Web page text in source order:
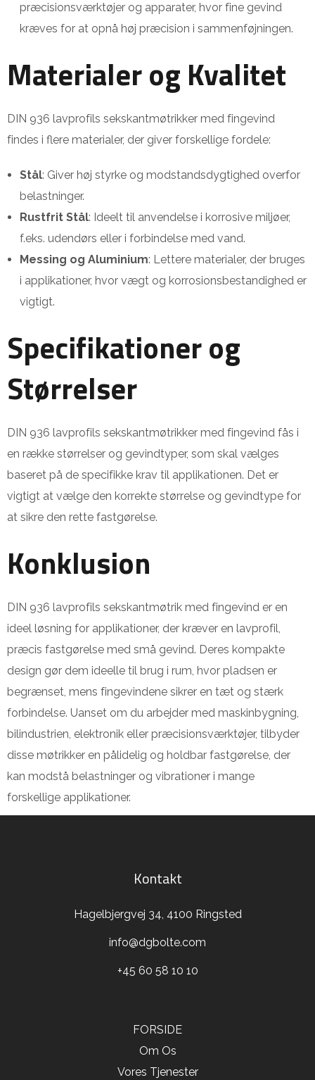
præcisionsværktøjer og apparater, hvor fine gevind
kræves for at opnå høj præcision i sammenføjningen.
Materialer og Kvalitet
DIN 936 lavprofils sekskantmøtrikker med fingevind
findes i flere materialer, der giver forskellige fordele:
Stål: Giver høj styrke og modstandsdygtighed overfor
belastninger.
Rustfrit Stål: Ideelt til anvendelse i korrosive miljøer,
f.eks. udendørs eller i forbindelse med vand.
Messing og Aluminium: Lettere materialer, der bruges
i applikationer, hvor vægt og korrosionsbestandighed er
vigtigt.
Specifikationer og
Størrelser
DIN 936 lavprofils sekskantmøtrikker med fingevind fås i
en række størrelser og gevindtyper, som skal vælges
baseret på de specifikke krav til applikationen. Det er
vigtigt at vælge den korrekte størrelse og gevindtype for
at sikre den rette fastgørelse.
Konklusion
DIN 936 lavprofils sekskantmøtrik med fingevind er en
ideel løsning for applikationer, der kræver en lavprofil,
præcis fastgørelse med små gevind. Deres kompakte
design gør dem ideelle til brug i rum, hvor pladsen er
begrænset, mens fingevindene sikrer en tæt og stærk
forbindelse. Uanset om du arbejder med maskinbygning,
bilindustrien, elektronik eller præcisionsværktøjer, tilbyder
disse møtrikker en pålidelig og holdbar fastgørelse, der
kan modstå belastninger og vibrationer i mange
forskellige applikationer.
Kontakt
Hagelbjergvej 34, 4100 Ringsted
info@dgbolte.com
+45 60 58 10 10
FORSIDE
Om Os
Vores Tjenester